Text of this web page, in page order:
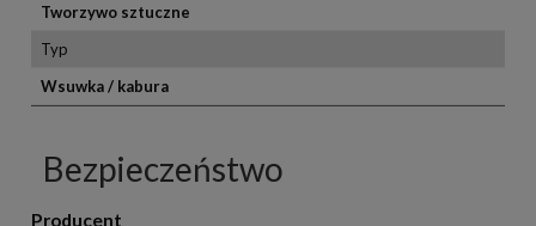
Tworzywo sztuczne
Typ
Wsuwka / kabura
Bezpieczeństwo
Producent